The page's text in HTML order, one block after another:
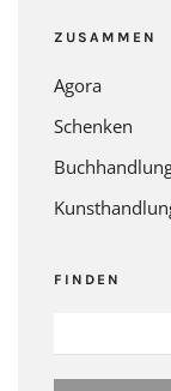
ZUSAMMEN
Agora
Schenken
FINDEN